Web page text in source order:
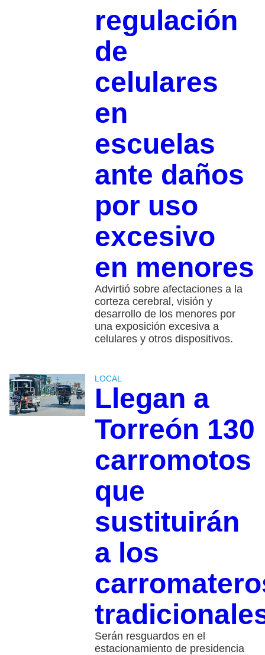
regulación
de
celulares
en
escuelas
ante daños
por uso
excesivo
en menores
Advirtió sobre afectaciones a la
corteza cerebral, visión y
desarrollo de los menores por
una exposición excesiva a
celulares y otros dispositivos.
LOCAL
Llegan a
Torreón 130
carromotos
que
sustituirán
a los
Serán resguardos en el
estacionamiento de presidencia